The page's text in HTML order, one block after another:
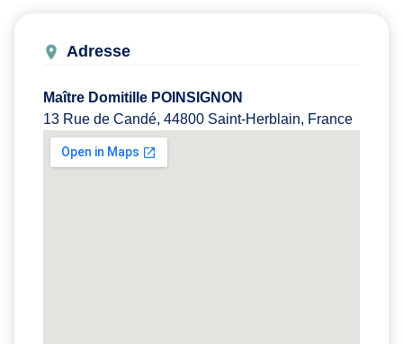
Adresse
Maître Domitille POINSIGNON
13 Rue de Candé, 44800 Saint-Herblain, France